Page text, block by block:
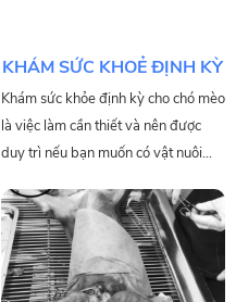
KHÁM SỨC KHOẺ ĐỊNH KỲ
Khám sức khỏe định kỳ cho chó mèo
là việc làm cần thiết và nên được
duy trì nếu bạn muốn có vật nuôi
thương. Tất cả những dấu hiệu khác
lạ của vật nuôi cũng có thể là sự bắt
đầu của những căn bệnh nguy hiểm.
Đến ngay phòng khám Dr.Eopi để